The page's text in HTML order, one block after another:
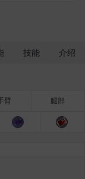
洛兹 海因茨
技能 介绍
臂 腿部